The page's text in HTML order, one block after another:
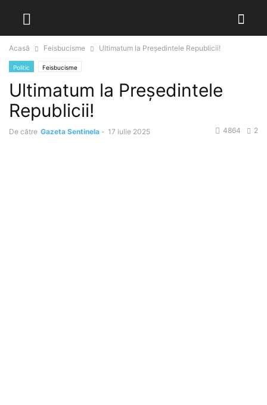
Acasă Feisbucisme Ultimatum la Președintele Republicii!
Politic Feisbucisme
Ultimatum la Președintele
Republicii!
De către Gazeta Sentinela - 17 iulie 2025 2
4864